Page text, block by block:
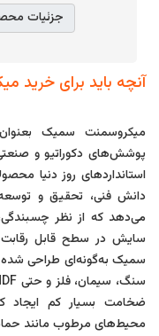
جزئیات
آنچه باید برای خرید
میکروسمنت سمیک
پوشش‌های دکوراتیو و
استانداردهای روز دنیا
دانش فنی، تحقیق و
می‌دهد که از نظر
سایش در سطح قابل رقابت
سمیک به‌گونه‌ای طراحی شده
ضخامت بسیار کم ایجاد
محیط‌های مرطوب مانند